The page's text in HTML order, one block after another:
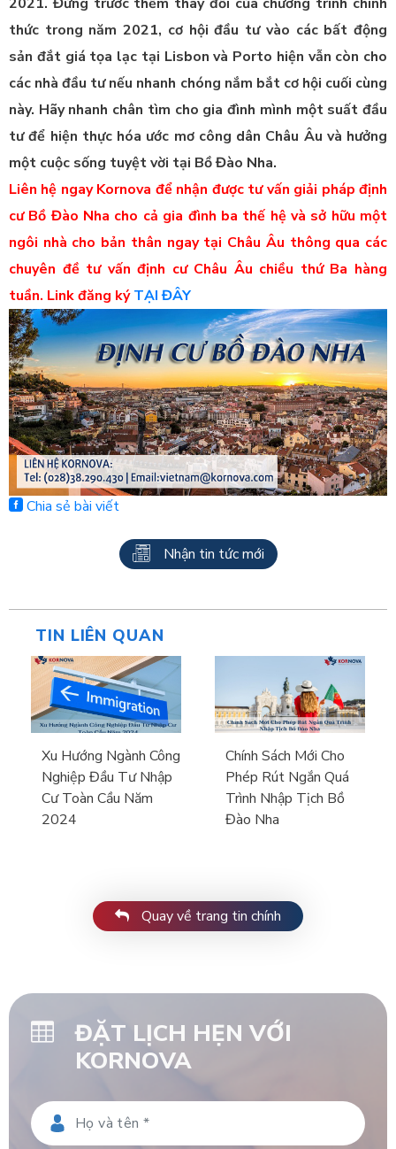
thức trong năm 2021, cơ hội đầu tư vào các bất động
sản đắt giá tọa lạc tại Lisbon và Porto hiện vẫn còn cho
các nhà đầu tư nếu nhanh chóng nắm bắt cơ hội cuối cùng
này. Hãy nhanh chân tìm cho gia đình mình một suất đầu
tư để hiện thực hóa ước mơ công dân Châu Âu và hưởng
một cuộc sống tuyệt vời tại Bồ Đào Nha.
Liên hệ ngay Kornova để nhận được tư vấn giải pháp định
cư Bồ Đào Nha cho cả gia đình ba thế hệ và sở hữu một
ngôi nhà cho bản thân ngay tại Châu Âu thông qua các
chuyên đề tư vấn định cư Châu Âu chiều thứ Ba hàng
tuần. Link đăng kýTẠI ĐÂY
Chia sẻ bài viết
Nhận tin tức mới
TIN LIÊN QUAN
Xu Hướng Ngành Công
Nghiệp Đầu Tư Nhập
Cư Toàn Cầu Năm
2024
Chính Sách Mới Cho
Phép Rút Ngắn Quá
Trình Nhập Tịch Bồ
Đào Nha
Quay về trang tin chính
ĐẶT LỊCH HẸN VỚI
KORNOVA